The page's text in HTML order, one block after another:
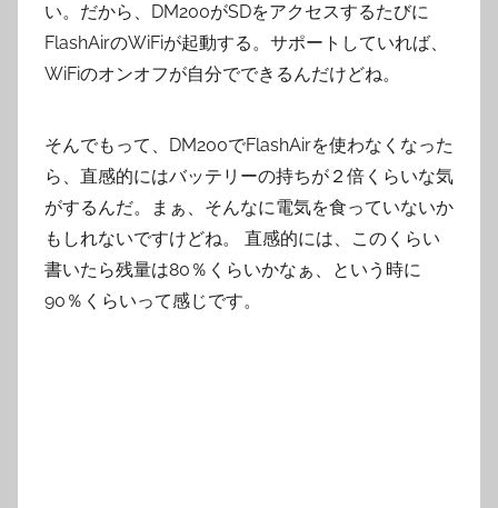
い。だから、DM200がSDをアクセスするたびに
FlashAirのWiFiが起動する。サポートしていれば、
WiFiのオンオフが自分でできるんだけどね。
そんでもって、DM200でFlashAirを使わなくなった
ら、直感的にはバッテリーの持ちが２倍くらいな気
がするんだ。まぁ、そんなに電気を食っていないか
もしれないですけどね。 直感的には、このくらい
書いたら残量は80％くらいかなぁ、という時に
90％くらいって感じです。